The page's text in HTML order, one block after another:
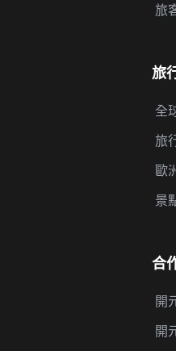
旅
旅
全
旅
歐
景
合
開
開